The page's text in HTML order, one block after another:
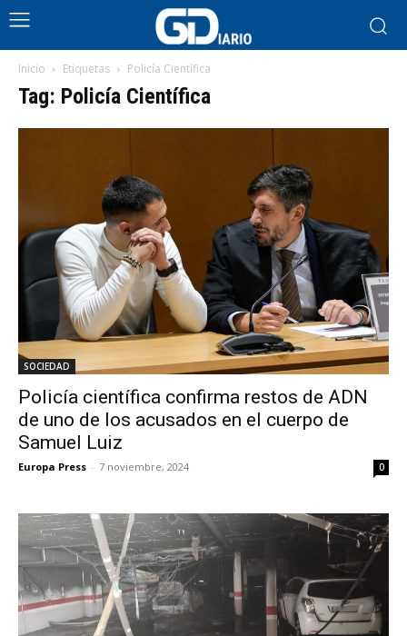
Inicio Etiquetas Policía Científica
Tag: Policía Científica
SOCIEDAD
Policía científica confirma restos de ADN
de uno de los acusados en el cuerpo de
Samuel Luiz
Europa Press - 7 noviembre, 2024 0